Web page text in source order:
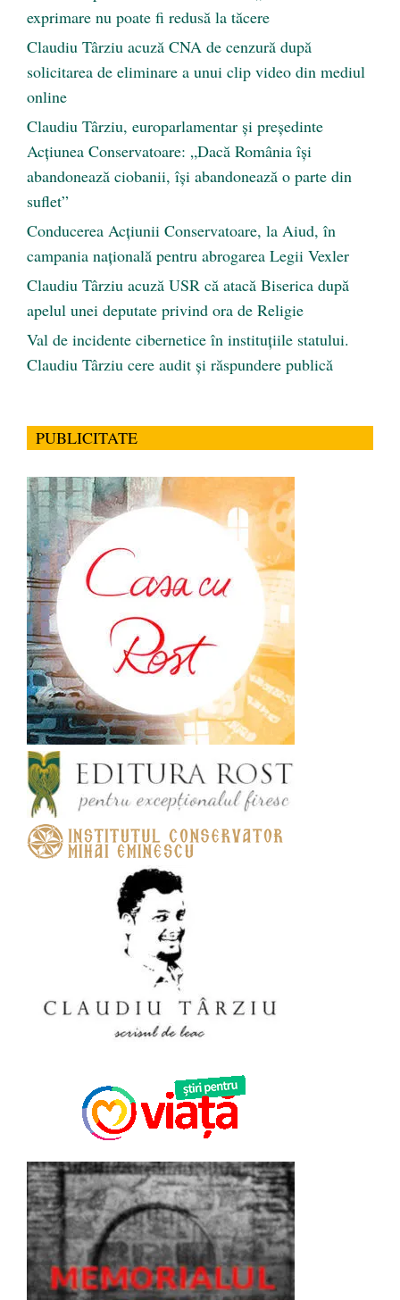
exprimare nu poate fi redusă la tăcere
Claudiu Târziu acuză CNA de cenzură după
solicitarea de eliminare a unui clip video din mediul
online
Claudiu Târziu, europarlamentar și președinte
Acțiunea Conservatoare: „Dacă România își
abandonează ciobanii, își abandonează o parte din
suflet”
Conducerea Acțiunii Conservatoare, la Aiud, în
campania națională pentru abrogarea Legii Vexler
Claudiu Târziu acuză USR că atacă Biserica după
apelul unei deputate privind ora de Religie
Val de incidente cibernetice în instituțiile statului.
Claudiu Târziu cere audit și răspundere publică
PUBLICITATE